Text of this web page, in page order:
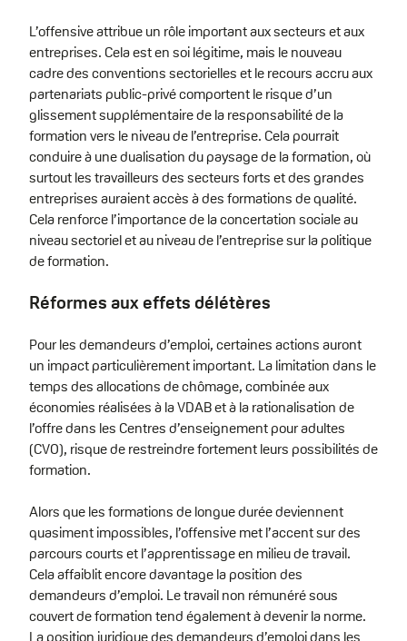
L’offensive attribue un rôle important aux secteurs et aux
entreprises. Cela est en soi légitime, mais le nouveau
cadre des conventions sectorielles et le recours accru aux
partenariats public-privé comportent le risque d’un
glissement supplémentaire de la responsabilité de la
formation vers le niveau de l’entreprise. Cela pourrait
conduire à une dualisation du paysage de la formation, où
surtout les travailleurs des secteurs forts et des grandes
entreprises auraient accès à des formations de qualité.
Cela renforce l’importance de la concertation sociale au
niveau sectoriel et au niveau de l’entreprise sur la politique
de formation.
Réformes aux effets délétères
Pour les demandeurs d’emploi, certaines actions auront
un impact particulièrement important. La limitation dans le
temps des allocations de chômage, combinée aux
économies réalisées à la VDAB et à la rationalisation de
l’offre dans les Centres d’enseignement pour adultes
(CVO), risque de restreindre fortement leurs possibilités de
formation.
Alors que les formations de longue durée deviennent
quasiment impossibles, l’offensive met l’accent sur des
parcours courts et l’apprentissage en milieu de travail.
Cela affaiblit encore davantage la position des
demandeurs d’emploi. Le travail non rémunéré sous
couvert de formation tend également à devenir la norme.
La position juridique des demandeurs d’emploi dans les